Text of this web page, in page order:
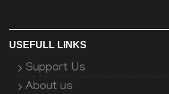
USEFULL LINKS
Support Us
About us